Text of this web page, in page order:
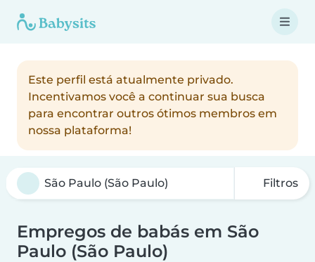
Este perfil está atualmente privado.
Incentivamos você a continuar sua busca
para encontrar outros ótimos membros em
nossa plataforma!
Filtros
Empregos de babás em São
Paulo (São Paulo)